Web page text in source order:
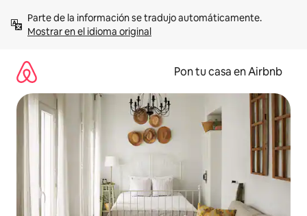
contenidoMostrar en el idioma original
Pon tu casa en Airbnb